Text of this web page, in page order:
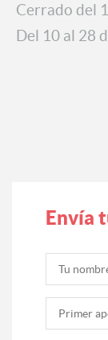
Cerrado del
Del 10 al 28
Envía